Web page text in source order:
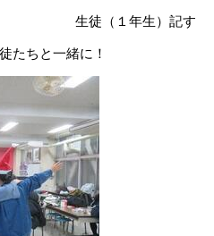
生徒（１年生）記す
たちと一緒に！